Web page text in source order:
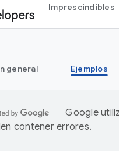
Imprescindibles
general
Ejemplos
Google
contener errores.